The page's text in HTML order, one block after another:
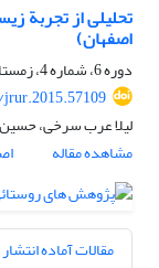
تحلیلی از تجربة
اصفهان)
دوره 6، شماره 4، زمستان 1394، صفحه
لیلا عرب سرخی، حسین
مشاهده مقاله
مقالات آماده انتشار